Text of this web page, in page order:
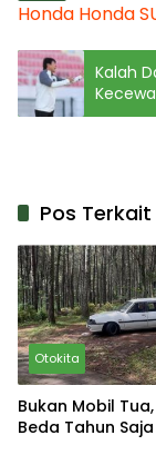
Honda Honda
Kalah
Kecewa
Pos Terkait
Otokita
Bukan Mobil
Beda Tahun Saja